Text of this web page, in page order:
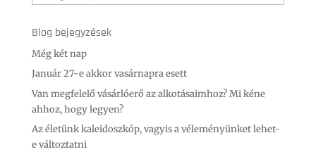
Blog bejegyzések
Még két nap
Január 27-e akkor vasárnapra esett
Van megfelelő vásárlóerő az alkotásaimhoz? Mi kéne
ahhoz, hogy legyen?
Az életünk kaleidoszkóp, vagyis a véleményünket lehet-
e változtatni